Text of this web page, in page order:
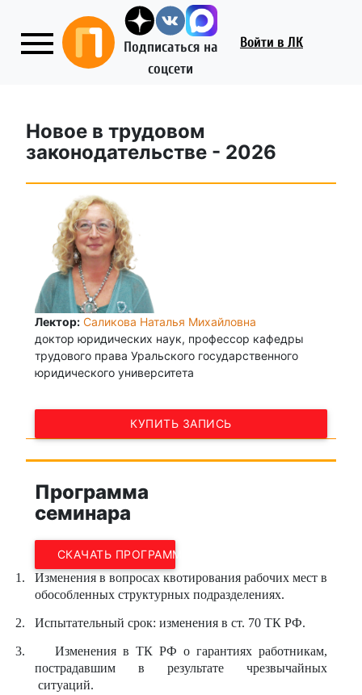
Подписаться на
соцсети
Войти в ЛК
Новое в трудовом
законодательстве - 2026
Лектор: Саликова Наталья Михайловна
доктор юридических наук, профессор кафедры
трудового права Уральского государственного
юридического университета
КУПИТЬ ЗАПИСЬ
Программа
семинара
СКАЧАТЬ ПРОГРАММУ
1.
Изменения в вопросах квотирования рабочих мест в
обособленных структурных подразделениях.
2. Испытательный срок: изменения в ст. 70 ТК РФ.
3.
Изменения в ТК РФ о гарантиях работникам,
пострадавшим в результате чрезвычайных
ситуаций.